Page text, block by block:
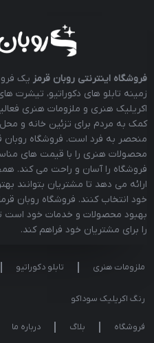
فروشگاه اینترنتی روبان قرمز یک
زمینه تابلو های دکوراتیو، تیشرت
اکریلیک هنری و ملزومات هنری
کمک به مردم برای تزئین خانه و محل
منحصر به فرد است. فروشگاه روبان
محصولات هنری را با قیمت های
فروشگاه را آسان و راحت می کند.
ارائه می دهد تا مشتریان بتوانند
خود انتخاب کنند. فروشگاه روبان
بهبود محصولات و خدمات خود است
را برای مشتریان خود فراهم کند.
ملزومات هنری تابلو دکوراتیو
رنگ اکریلیک سوداکو
فروشگاه بلاگ درباره ما